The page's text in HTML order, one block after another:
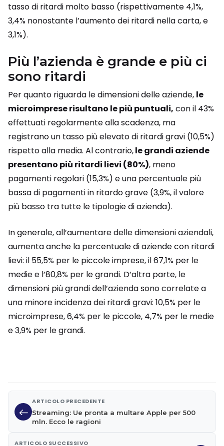
tasso di ritardi molto basso (rispettivamente 4,1%,
3,4% nonostante l’aumento dei ritardi nella carta, e
3,1%).
Più l’azienda è grande e più ci
sono ritardi
Per quanto riguarda le dimensioni delle aziende, le
microimprese risultano le più puntuali, con il 43%
effettuati regolarmente alla scadenza, ma
registrano un tasso più elevato di ritardi gravi (10,5%)
rispetto alla media. Al contrario,le grandi aziende
presentano più ritardi lievi (80%), meno
pagamenti regolari (15,3%) e una percentuale più
bassa di pagamenti in ritardo grave (3,9%, il valore
più basso tra tutte le tipologie di azienda).
In generale, all’aumentare delle dimensioni aziendali,
aumenta anche la percentuale di aziende con ritardi
lievi: il 55,5% per le piccole imprese, il 67,1% per le
medie e l’80,8% per le grandi. D’altra parte, le
dimensioni più grandi dell’azienda sono correlate a
una minore incidenza dei ritardi gravi: 10,5% per le
microimprese, 6,4% per le piccole, 4,7% per le medie
e 3,9% per le grandi.
ARTICOLO PRECEDENTE
Streaming: Ue pronta a multare Apple per 500
mln. Ecco le ragioni
ARTICOLO SUCCESSIVO